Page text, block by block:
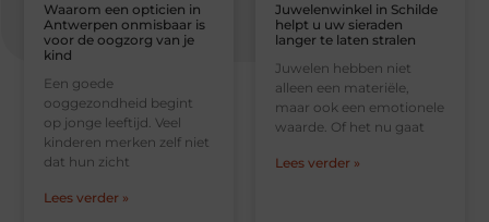
Waarom een opticien in
Antwerpen onmisbaar is
voor de oogzorg van je
kind
Een goede
ooggezondheid begint
op jonge leeftijd. Veel
kinderen merken zelf niet
dat hun zicht
Lees verder »
Juwelenwinkel in Schilde
helpt u uw sieraden
langer te laten stralen
Juwelen hebben niet
alleen een materiële,
maar ook een emotionele
waarde. Of het nu gaat
Lees verder »